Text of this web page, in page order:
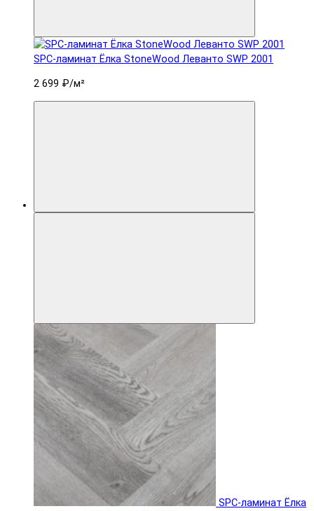
SPC-ламинат Ëлка StoneWood Леванто SWP 2001
2 699 ₽/м²
SPC-ламинат Ëлка